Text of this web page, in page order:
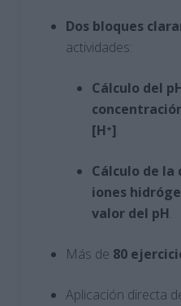
Dos bloques
actividades:
Cálculo del
[H⁺].
Cálculo de la
iones
valor del pH.
Más de 80
Aplicación directa